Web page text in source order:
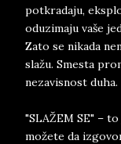
potkradaju,
oduzimaju vaše
Zato se nikada
slažu. Smesta
nezavisnost
"SLAŽEM SE" –
možete da